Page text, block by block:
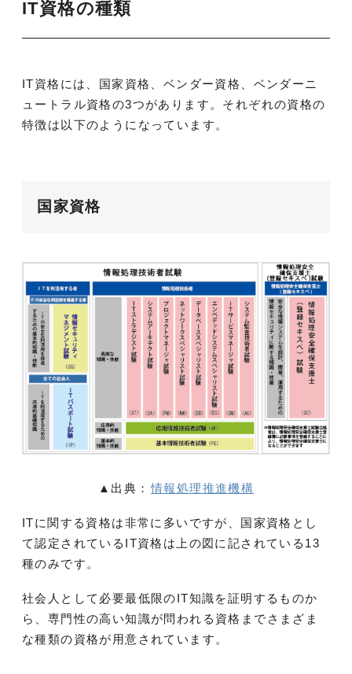
IT資格の種類
IT資格には、国家資格、ベンダー資格、ベンダーニ
ュートラル資格の3つがあります。それぞれの資格の
特徴は以下のようになっています。
国家資格
▲出典： 情報処理推進機構
ITに関する資格は非常に多いですが、国家資格とし
て認定されているIT資格は上の図に記されている13
種のみです。
社会人として必要最低限のIT知識を証明するものか
ら、専門性の高い知識が問われる資格までさまざま
な種類の資格が用意されています。